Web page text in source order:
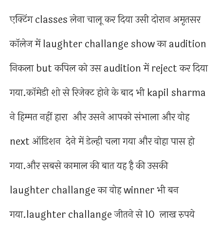
एक्टिंग classes लेना चालू कर दिया उसी दोरान अमृतसर
कॉलेज में laughter challange show का audition
निकला but कपिल को उस audition में reject कर दिया
गया.कॉमेडी शो से रिजेक्ट होने के बाद भी kapil sharma
ने हिम्मत नहीं हारा और उसने आपको संभाला और वोह
next ऑडिशन देने में डेल्ही चला गया और वोहा पास हो
गया.और सबसे कामाल की बात यह है की उसकी
laughter challange का वोह winner भी बन
गया.laughter challange जीतने से 10 लाख रुपये